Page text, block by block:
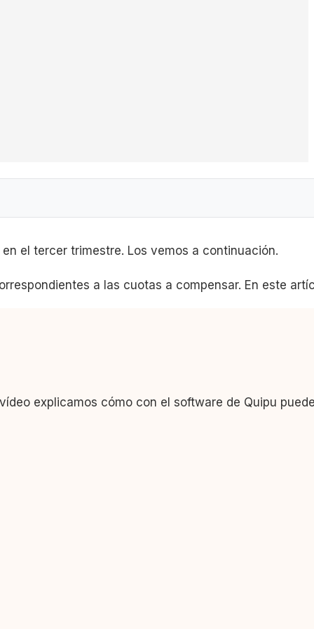
el tercer trimestre. Los vemos a continuación.
a las cuotas a compensar. En este
explicamos cómo con el software de Quipu